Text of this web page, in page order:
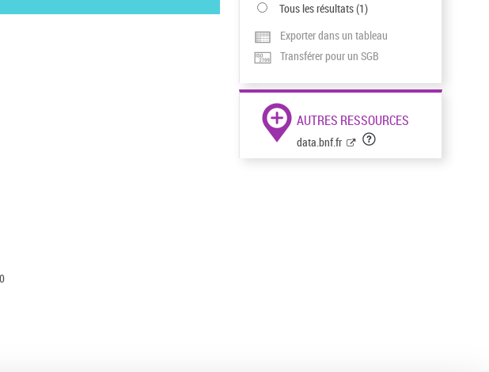
Tous les résultats(1)
Exporter dans un tableau
Transférer pour un SGB
AUTRES RESSOURCES
data.bnf.fr